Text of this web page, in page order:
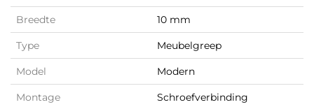
Breedte 10 mm
Type Meubelgreep
Model Modern
Montage Schroefverbinding